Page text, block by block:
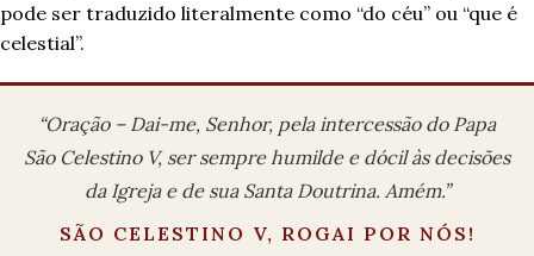
pode ser traduzido literalmente como “do céu” ou “que é
celestial”.
“Oração – Dai-me, Senhor, pela intercessão do Papa
São Celestino V, ser sempre humilde e dócil às decisões
da Igreja e de sua Santa Doutrina. Amém.”
SÃO CELESTINO V, ROGAI POR NÓS!